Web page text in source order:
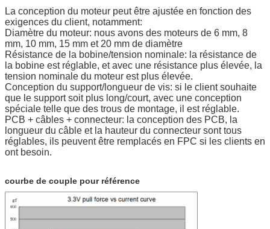
Résistance à
l'isolation
100 V AC pendant une seconde
Résistance à
l'isolation
1 MΩ (DC 100 V)
La température
de
fonctionnement
-20 ~ + 70 °C
Service OEM et
ODM
Disponible
La conception du moteur peut être ajustée en fonction des
exigences du client, notamment:
Diamètre du moteur: nous avons des moteurs de 6 mm, 8
mm, 10 mm, 15 mm et 20 mm de diamètre
Résistance de la bobine/tension nominale: la résistance de
la bobine est réglable, et avec une résistance plus élevée, la
tension nominale du moteur est plus élevée.
Conception du support/longueur de vis: si le client souhaite
que le support soit plus long/court, avec une conception
spéciale telle que des trous de montage, il est réglable.
PCB + câbles + connecteur: la conception des PCB, la
longueur du câble et la hauteur du connecteur sont tous
réglables, ils peuvent être remplacés en FPC si les clients en
ont besoin.
courbe de couple pour référence